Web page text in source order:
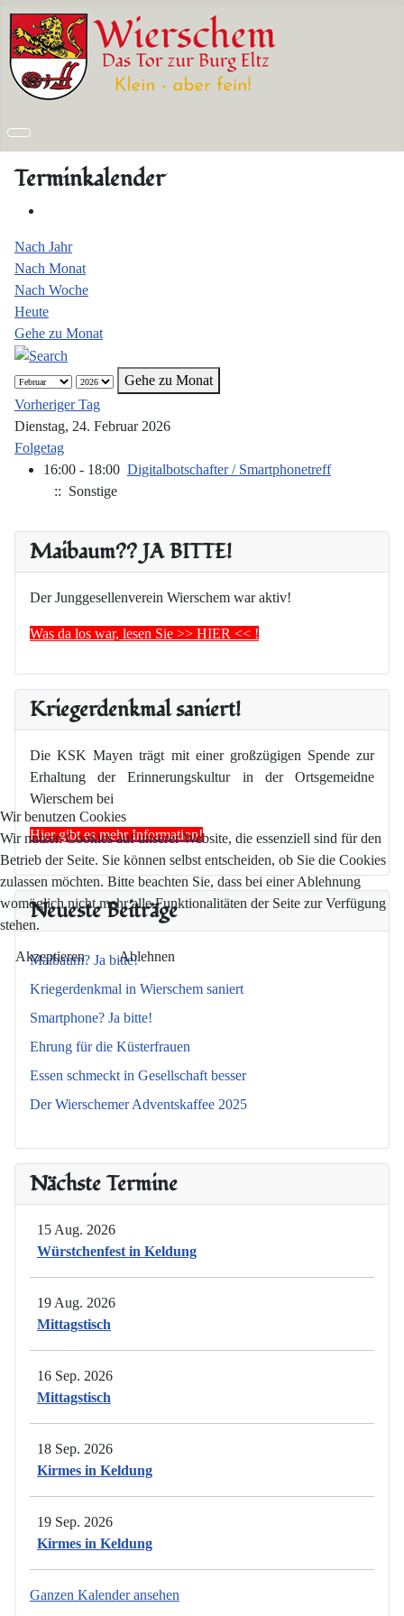
Maibaum?? JA BITTE!
Der Junggesellenverein Wierschem war aktiv!
Was da los war, lesen Sie >> HIER << !
Kriegerdenkmal saniert!
Die KSK Mayen trägt mit einer großzügigen Spende zur
Erhaltung der Erinnerungskultur in der Ortsgemeidne
Wierschem bei
Hier gibt es mehr Information!
Neueste Beiträge
Maibaum? Ja bitte!
Kriegerdenkmal in Wierschem saniert
Smartphone? Ja bitte!
Ehrung für die Küsterfrauen
Essen schmeckt in Gesellschaft besser
Der Wierschemer Adventskaffee 2025
Nächste Termine
15 Aug. 2026
Würstchenfest in Keldung
19 Aug. 2026
Mittagstisch
16 Sep. 2026
Mittagstisch
18 Sep. 2026
Kirmes in Keldung
19 Sep. 2026
Kirmes in Keldung
Ganzen Kalender ansehen
Terminkalender
Nach Jahr
Nach Monat
Nach Woche
Heute
Gehe zu Monat
Gehe zu Monat
Vorheriger Tag
Dienstag, 24. Februar 2026
Folgetag
16:00 - 18:00 Digitalbotschafter / Smartphonetreff
:: Sonstige
Wir benutzen Cookies
Wir nutzen Cookies auf unserer Website, die essenziell sind für den
Betrieb der Seite. Sie können selbst entscheiden, ob Sie die Cookies
zulassen möchten. Bitte beachten Sie, dass bei einer Ablehnung
womöglich nicht mehr alle Funktionalitäten der Seite zur Verfügung
stehen.
Akzeptieren Ablehnen